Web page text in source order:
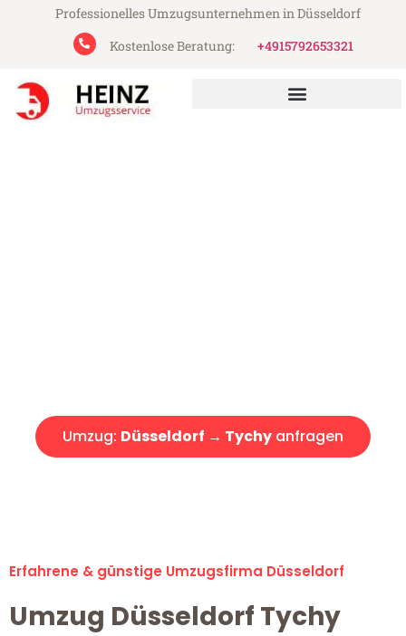
Professionelles Umzugsunternehmen in Düsseldorf
Kostenlose Beratung:
+4915792653321
Umzug: Düsseldorf → Tychy anfragen
Erfahrene & günstige Umzugsfirma Düsseldorf
Umzug Düsseldorf Tychy